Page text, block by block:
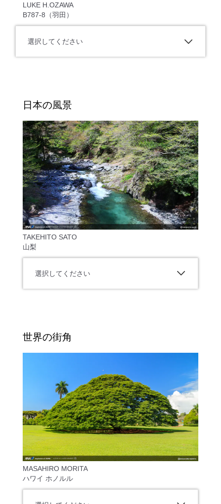
LUKE H.OZAWA
B787-8（羽田）
選択してください
日本の風景
TAKEHITO SATO
山梨
選択してください
世界の街角
MASAHIRO MORITA
ハワイ ホノルル